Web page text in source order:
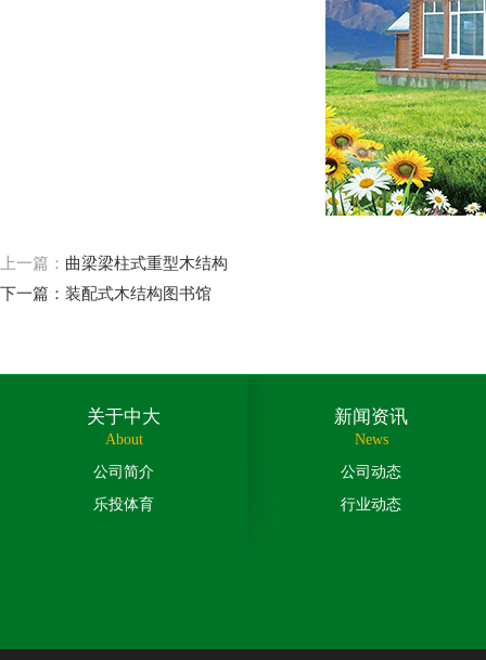
上一篇： 曲梁梁柱式重型木结构
下一篇： 装配式木结构图书馆
关于中大
About
公司简介
乐投体育
新闻资讯
News
公司动态
行业动态